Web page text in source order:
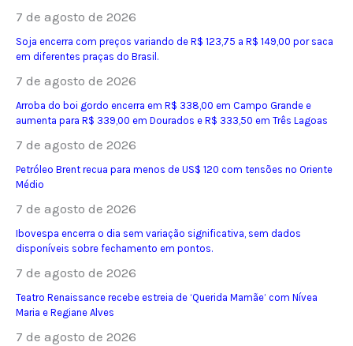
7 de agosto de 2026
Soja encerra com preços variando de R$ 123,75 a R$ 149,00 por saca
em diferentes praças do Brasil.
7 de agosto de 2026
Arroba do boi gordo encerra em R$ 338,00 em Campo Grande e
aumenta para R$ 339,00 em Dourados e R$ 333,50 em Três Lagoas
7 de agosto de 2026
Petróleo Brent recua para menos de US$ 120 com tensões no Oriente
Médio
7 de agosto de 2026
Ibovespa encerra o dia sem variação significativa, sem dados
disponíveis sobre fechamento em pontos.
7 de agosto de 2026
Teatro Renaissance recebe estreia de ‘Querida Mamãe’ com Nívea
Maria e Regiane Alves
7 de agosto de 2026